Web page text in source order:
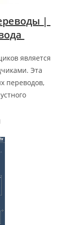
|
является
Эта
переводов,